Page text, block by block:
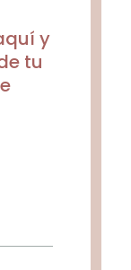
y
tu